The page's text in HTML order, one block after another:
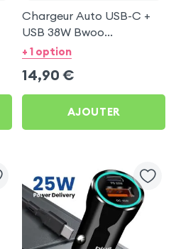
Chargeur Auto USB-C +
USB 38W Bwoo
Transparent pour Xiaomi
+ 1 option
14,90 €
AJOUTER